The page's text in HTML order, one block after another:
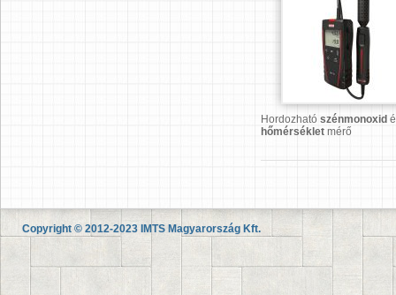
Hordozható szénmonoxid
hőmérséklet mérő
Copyright © 2012-2023 IMTS Magyarország Kft.